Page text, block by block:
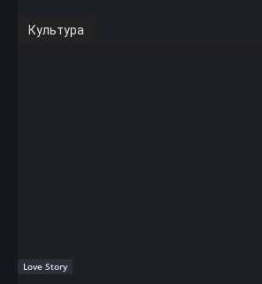
Культура
Love Story